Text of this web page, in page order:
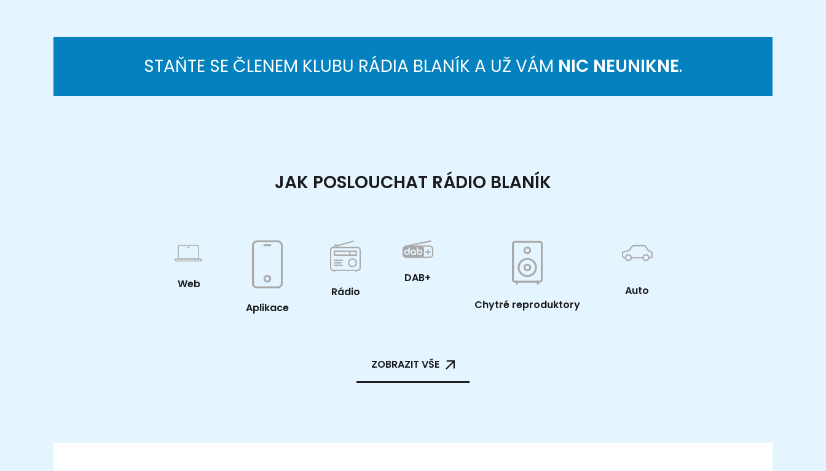
STAŇTE SE ČLENEM KLUBU RÁDIA BLANÍK A UŽ VÁM NIC NEUNIKNE.
JAK POSLOUCHAT RÁDIO BLANÍK
Web
Aplikace
Rádio
DAB+
Chytré reproduktory
Auto
ZOBRAZIT VŠE